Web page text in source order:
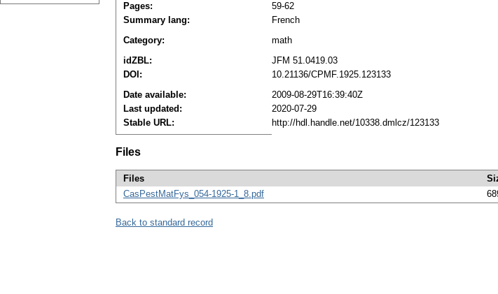
Pages:
59-62
Summary lang:
French
Category:
math
idZBL:
JFM 51.0419.03
DOI:
10.21136/CPMF.1925.123133
Date available:
2009-08-29T16:39:40Z
Last updated:
2020-07-29
Stable URL:
http://hdl.handle.net/10338.dmlcz/123133
Files
Files
CasPestMatFys_054-1925-1_8.pdf
Back to standard record